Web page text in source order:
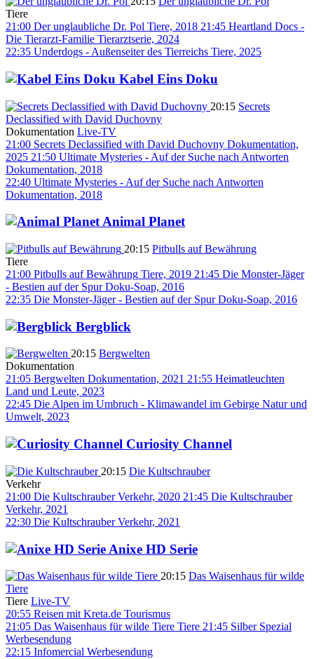
Tiere
21:00 Der unglaubliche Dr. Pol Tiere, 2018 21:45 Heartland Docs -
Die Tierarzt-Familie Tierarztserie, 2024
22:35 Underdogs - Außenseiter des Tierreichs Tiere, 2025
Kabel Eins Doku
20:15 Secrets
Declassified with David Duchovny
Dokumentation Live-TV
21:00 Secrets Declassified with David Duchovny Dokumentation,
2025 21:50 Ultimate Mysteries - Auf der Suche nach Antworten
Dokumentation, 2018
22:40 Ultimate Mysteries - Auf der Suche nach Antworten
Dokumentation, 2018
Animal Planet
20:15 Pitbulls auf Bewährung
Tiere
21:00 Pitbulls auf Bewährung Tiere, 2019 21:45 Die Monster-Jäger
- Bestien auf der Spur Doku-Soap, 2016
22:35 Die Monster-Jäger - Bestien auf der Spur Doku-Soap, 2016
Bergblick
20:15 Bergwelten
Dokumentation
21:05 Bergwelten Dokumentation, 2021 21:55 Heimatleuchten
Land und Leute, 2023
22:45 Die Alpen im Umbruch - Klimawandel im Gebirge Natur und
Umwelt, 2023
Curiosity Channel
20:15 Die Kultschrauber
Verkehr
21:00 Die Kultschrauber Verkehr, 2020 21:45 Die Kultschrauber
Verkehr, 2021
22:30 Die Kultschrauber Verkehr, 2021
Anixe HD Serie
20:15 Das Waisenhaus für wilde
Tiere
Tiere Live-TV
20:55 Reisen mit Kreta.de Tourismus
21:05 Das Waisenhaus für wilde Tiere Tiere 21:45 Silber Spezial
Werbesendung
22:15 Infomercial Werbesendung